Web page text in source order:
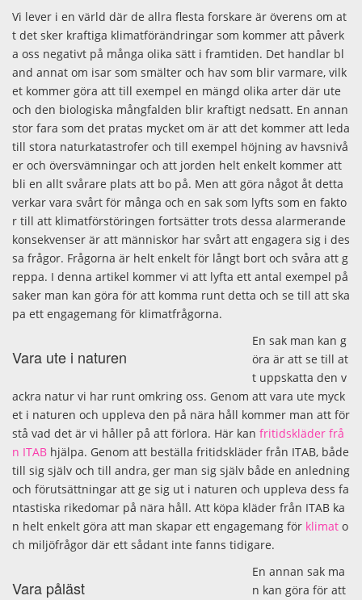
Vi lever i en värld där de allra flesta forskare är överens om at
t det sker kraftiga klimatförändringar som kommer att påverk
a oss negativt på många olika sätt i framtiden. Det handlar bl
and annat om isar som smälter och hav som blir varmare, vilk
et kommer göra att till exempel en mängd olika arter där ute
och den biologiska mångfalden blir kraftigt nedsatt. En annan
stor fara som det pratas mycket om är att det kommer att leda
till stora naturkatastrofer och till exempel höjning av havsnivå
er och översvämningar och att jorden helt enkelt kommer att
bli en allt svårare plats att bo på. Men att göra något åt detta
verkar vara svårt för många och en sak som lyfts som en fakto
r till att klimatförstöringen fortsätter trots dessa alarmerande
konsekvenser är att människor har svårt att engagera sig i des
sa frågor. Frågorna är helt enkelt för långt bort och svåra att g
reppa. I denna artikel kommer vi att lyfta ett antal exempel på
saker man kan göra för att komma runt detta och se till att ska
pa ett engagemang för klimatfrågorna.
Vara ute i naturen
En sak man kan g
öra är att se till at
t uppskatta den v
ackra natur vi har runt omkring oss. Genom att vara ute myck
et i naturen och uppleva den på nära håll kommer man att för
stå vad det är vi håller på att förlora. Här kan fritidskläder frå
n ITAB hjälpa. Genom att beställa fritidskläder från ITAB, både
till sig själv och till andra, ger man sig själv både en anledning
och förutsättningar att ge sig ut i naturen och uppleva dess fa
ntastiska rikedomar på nära håll. Att köpa kläder från ITAB ka
n helt enkelt göra att man skapar ett engagemang för klimat o
ch miljöfrågor där ett sådant inte fanns tidigare.
Vara påläst
En annan sak ma
n kan göra för att